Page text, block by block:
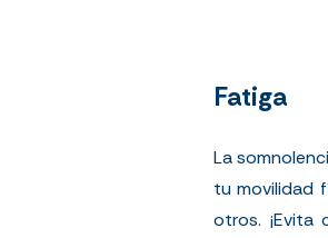
Fatiga
La
tu movilidad
otros. ¡Evita